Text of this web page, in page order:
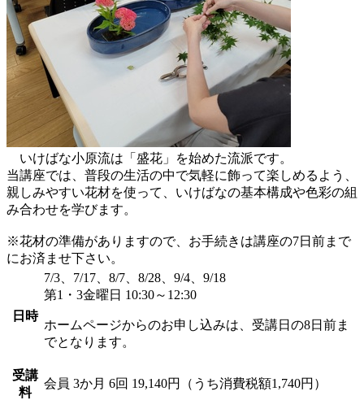
いけばな小原流は「盛花」を始めた流派です。
当講座では、普段の生活の中で気軽に飾って楽しめるよう、
親しみやすい花材を使って、いけばなの基本構成や色彩の組
み合わせを学びます。
※花材の準備がありますので、お手続きは講座の7日前まで
にお済ませ下さい。
日時
7/3、7/17、8/7、8/28、9/4、9/18
第1・3金曜日 10:30～12:30
ホームページからのお申し込みは、受講日の8日前ま
でとなります。
受講
料
会員 3か月 6回 19,140円（うち消費税額1,740円）